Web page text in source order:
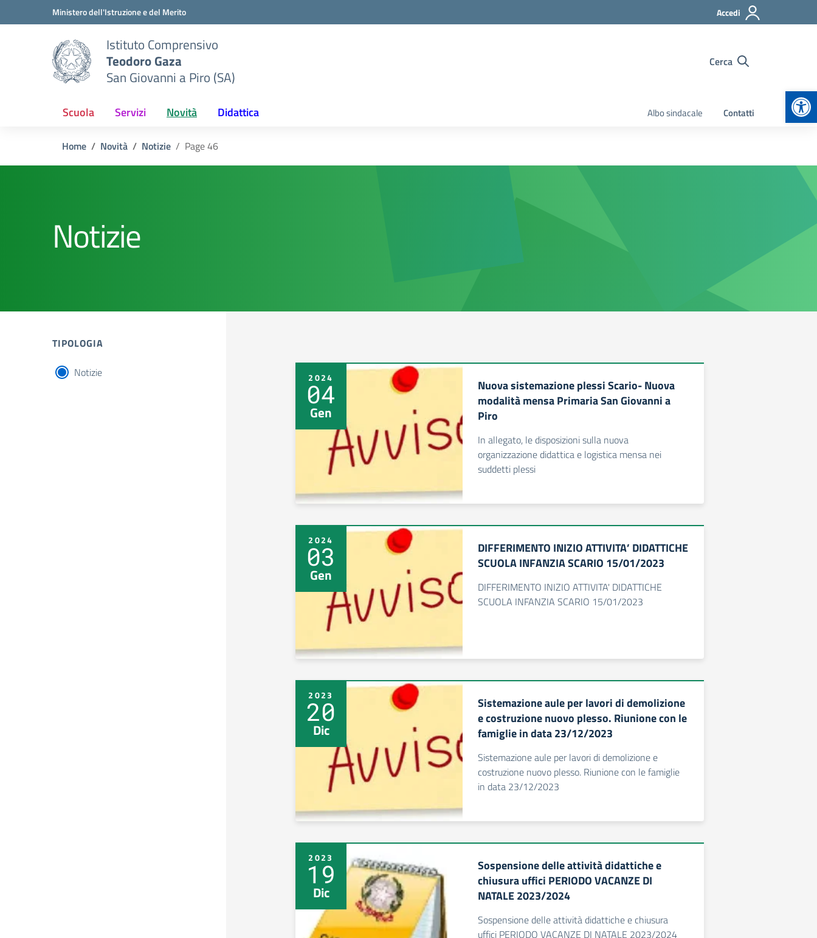
Vai ai contenuti
Vai al menu di navigazioneMinistero dell'Istruzione e del Merito Accedi
Istituto Comprensivo
Teodoro Gaza
San Giovanni a Piro (SA)
Cerca
Scuola Servizi Novità Didattica Albo sindacale Contatti
Home Novità Notizie Page 46
Notizie
TIPOLOGIA
tipologia di articoli
Notizie 2024
04
Gen
Nuova sistemazione plessi Scario- Nuova
modalità mensa Primaria San Giovanni a
Piro
In allegato, le disposizioni sulla nuova
organizzazione didattica e logistica mensa nei
suddetti plessi
2024
03
Gen
DIFFERIMENTO INIZIO ATTIVITA’ DIDATTICHE
SCUOLA INFANZIA SCARIO 15/01/2023
DIFFERIMENTO INIZIO ATTIVITA' DIDATTICHE
SCUOLA INFANZIA SCARIO 15/01/2023
2023
20
Dic
Sistemazione aule per lavori di demolizione
e costruzione nuovo plesso. Riunione con le
famiglie in data 23/12/2023
Sistemazione aule per lavori di demolizione e
costruzione nuovo plesso. Riunione con le famiglie
in data 23/12/2023
2023
19
Dic
Sospensione delle attività didattiche e
chiusura uffici PERIODO VACANZE DI
NATALE 2023/2024
Sospensione delle attività didattiche e chiusura
uffici PERIODO VACANZE DI NATALE 2023/2024